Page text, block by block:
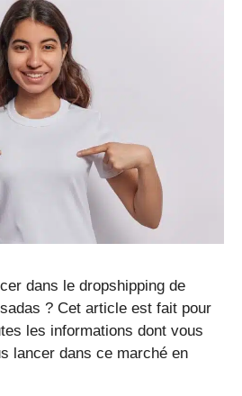
dans le dropshipping de
? Cet article est fait pour
les informations dont vous
lancer dans ce marché en